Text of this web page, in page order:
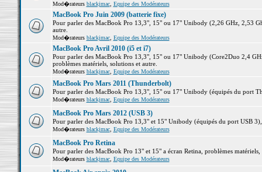
Mod�rateurs blackjmac, Equipe des Modérateurs
MacBook Pro Juin 2009 (batterie fixe)
Pour parler des MacBook Pro 13,3", 15" ou 17" Unibody (2,26 GHz, 2,53
autre.
Mod�rateurs blackjmac, Equipe des Modérateurs
MacBook Pro Avril 2010 (i5 et i7)
Pour parler des MacBook Pro 13,3", 15" ou 17" Unibody (Core2Duo 2,4
problèmes matériels, solutions et autre.
Mod�rateurs blackjmac, Equipe des Modérateurs
MacBook Pro Mars 2011 (Thunderbolt)
Pour parler des MacBook Pro 13,3", 15" ou 17" Unibody (équipés du port
Mod�rateurs blackjmac, Equipe des Modérateurs
MacBook Pro Mars 2012 (USB 3)
Pour parler des MacBook Pro 13,3" et 15" Unibody (équipés du port USB
Mod�rateurs blackjmac, Equipe des Modérateurs
MacBook Pro Retina
Pour parler des MacBook Pro 13" et 15" a écran Retina, problèmes matériels,
Mod�rateurs blackjmac, Equipe des Modérateurs